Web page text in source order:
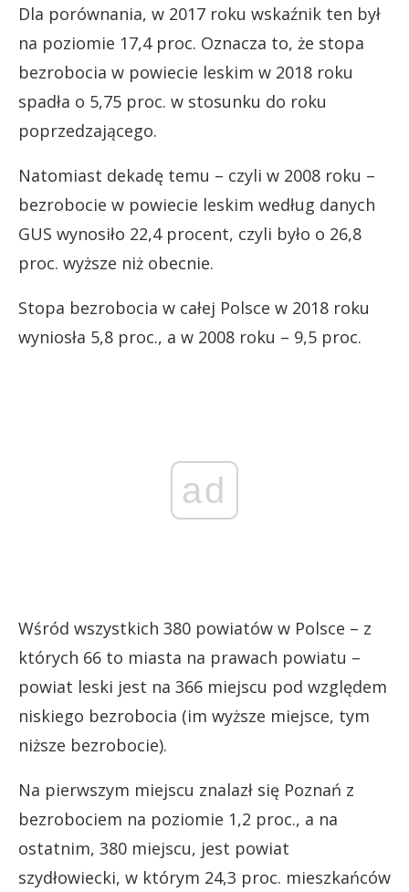
Dla porównania, w 2017 roku wskaźnik ten był
na poziomie 17,4 proc. Oznacza to, że stopa
bezrobocia w powiecie leskim w 2018 roku
spadła o 5,75 proc. w stosunku do roku
poprzedzającego.
Natomiast dekadę temu – czyli w 2008 roku –
bezrobocie w powiecie leskim według danych
GUS wynosiło 22,4 procent, czyli było o 26,8
proc. wyższe niż obecnie.
Stopa bezrobocia w całej Polsce w 2018 roku
wyniosła 5,8 proc., a w 2008 roku – 9,5 proc.
ad
Wśród wszystkich 380 powiatów w Polsce – z
których 66 to miasta na prawach powiatu –
powiat leski jest na 366 miejscu pod względem
niskiego bezrobocia (im wyższe miejsce, tym
niższe bezrobocie).
Na pierwszym miejscu znalazł się Poznań z
bezrobociem na poziomie 1,2 proc., a na
ostatnim, 380 miejscu, jest powiat
szydłowiecki, w którym 24,3 proc. mieszkańców